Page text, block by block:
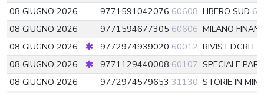
08 GIUGNO 2026
9771591042076 60608 LIBERO SUD
08 GIUGNO 2026
9771594677305 60606 MILANO
08 GIUGNO 2026
9772974939020 60012
08 GIUGNO 2026
9771129440008 60107 SPECIALE
08 GIUGNO 2026
9772974579653 31130 STORIE IN